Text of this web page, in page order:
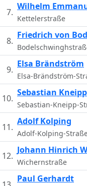
7.
Wilhelm
Kettelerstraße
8.
Friedrich von
9.
Elsa Brändström
Elsa-Brändström-
10.
Sebastian Kneipp
Sebastian-Kneipp-
11.
Adolf Kolping
Adolf-Kolping-
12.
Johann Hinrich
Wichernstraße
Paul Gerhardt